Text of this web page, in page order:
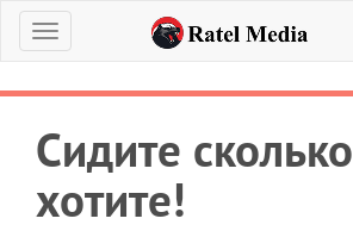
Меню
Сидите сколько
хотите!